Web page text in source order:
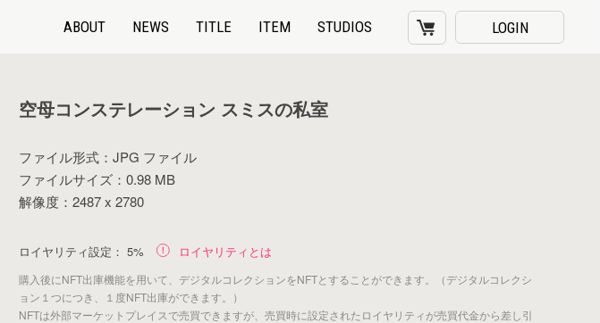
ABOUT NEWS TITLE ITEM STUDIOS LOGIN
空母コンステレーション スミスの私室
ファイル形式：JPG ファイル
ファイルサイズ：0.98 MB
解像度：2487 x 2780
ロイヤリティ設定： 5% ロイヤリティとは
購入後にNFT出庫機能を用いて、デジタルコレクションをNFTとすることができます。（デジタルコレクシ
ョン１つにつき、１度NFT出庫ができます。）
NFTは外部マーケットプレイスで売買できますが、売買時に設定されたロイヤリティが売買代金から差し引